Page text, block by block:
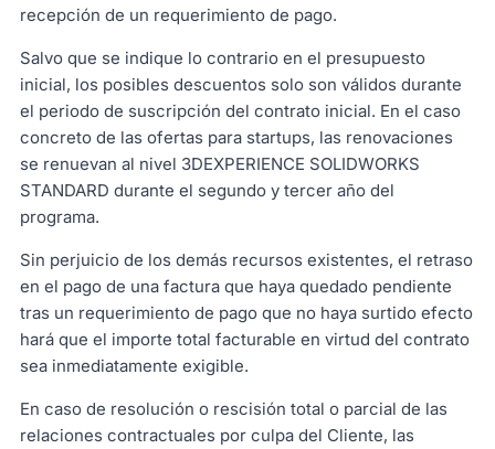
recepción de un requerimiento de pago.
Salvo que se indique lo contrario en el presupuesto
inicial, los posibles descuentos solo son válidos durante
el periodo de suscripción del contrato inicial. En el caso
concreto de las ofertas para startups, las renovaciones
se renuevan al nivel 3DEXPERIENCE SOLIDWORKS
STANDARD durante el segundo y tercer año del
programa.
Sin perjuicio de los demás recursos existentes, el retraso
en el pago de una factura que haya quedado pendiente
tras un requerimiento de pago que no haya surtido efecto
hará que el importe total facturable en virtud del contrato
sea inmediatamente exigible.
En caso de resolución o rescisión total o parcial de las
relaciones contractuales por culpa del Cliente, las